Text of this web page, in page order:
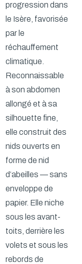
progression dans
le Isère, favorisée
par le
réchauffement
climatique.
Reconnaissable
à son abdomen
allongé et à sa
silhouette fine,
elle construit des
nids ouverts en
forme de nid
d’abeilles — sans
enveloppe de
papier. Elle niche
sous les avant-
toits, derrière les
volets et sous les
rebords de